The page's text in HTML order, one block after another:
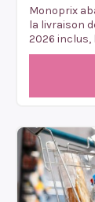
Monoprix
la livraison
2026 inclus,